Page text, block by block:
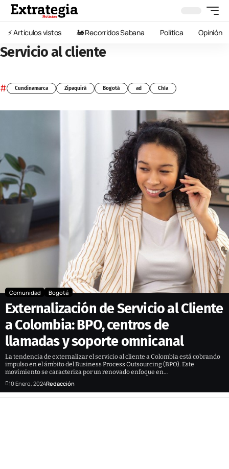
⚡️ Artículos vistos 🚂 Recorridos Sabana Política Opinión
Servicio al cliente
# Cundinamarca Zipaquirá Bogotá ad Chía
Comunidad Bogotá
Externalización de Servicio al Cliente
a Colombia: BPO, centros de
llamadas y soporte omnicanal
La tendencia de externalizar el servicio al cliente a Colombia está cobrando
impulso en el ámbito del Business Process Outsourcing (BPO). Este
movimiento se caracteriza por un renovado enfoque en…
10 Enero, 2024Redacción